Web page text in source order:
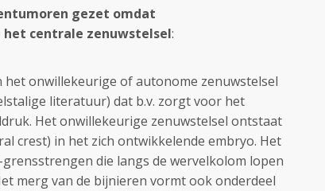
gezet omdat
centrale zenuwstelsel:
onwillekeurige of autonome zenuwstelsel
literatuur) dat b.v. zorgt voor het
Het onwillekeurige zenuwstelsel ontstaat
crest) in het zich ontwikkelende embryo. Het
die langs de wervelkolom lopen
merg van de bijnieren vormt ook onderdeel